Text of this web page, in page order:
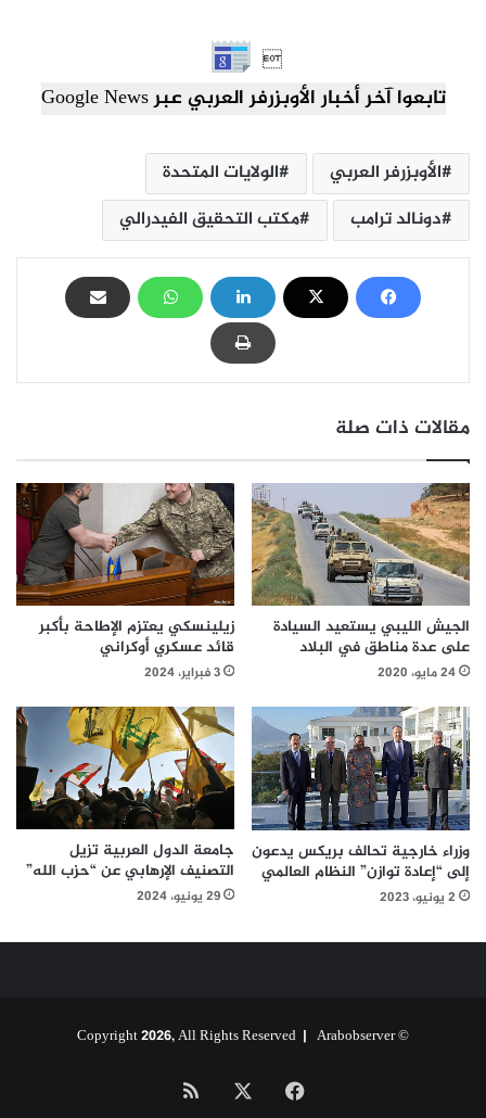

تابعوا آخر أخبار الأوبزرفر العربي عبر Google News
الأوبزرفر العربي
الولايات المتحدة
دونالد ترامب
مكتب التحقيق الفيدرالي
مقالات ذات صلة
الجيش الليبي يستعيد السيادة
على عدة مناطق في البلاد
24 مايو، 2020
زيلينسكي يعتزم الإطاحة بأكبر
قائد عسكري أوكراني
3 فبراير، 2024
وزراء خارجية تحالف بريكس يدعون
إلى “إعادة توازن” النظام العالمي
2 يونيو، 2023
جامعة الدول العربية تزيل
التصنيف الإرهابي عن “حزب الله”
29 يونيو، 2024
© Copyright 2026, All Rights Reserved |
Arabobserver
فيسبوك